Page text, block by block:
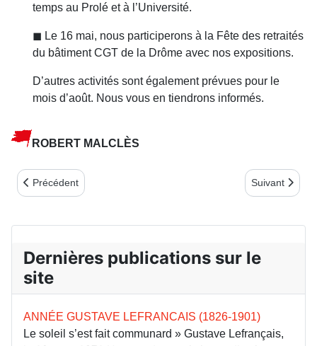
temps au Prolé et à l’Université.
◼ Le 16 mai, nous participerons à la Fête des retraités
du bâtiment CGT de la Drôme avec nos expositions.
D’autres activités sont également prévues pour le
mois d’août. Nous vous en tiendrons informés.
ROBERT MALCLÈS
Article précédent : Les Amies et Amis de la Commune de Paris
Précédent Article
Suivant
Dernières publications sur le
site
ANNÉE GUSTAVE LEFRANCAIS (1826-1901)
Le soleil s’est fait communard » Gustave Lefrançais,